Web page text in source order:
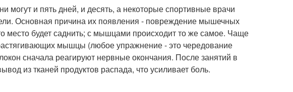
могут и пять дней, и десять, а некоторые спортивные врачи
Основная причина их появления - повреждение мышечных
место будет саднить; с мышцами происходит то же самое. Чаще
мышцы (любое упражнение - это чередование
сначала реагируют нервные окончания. После занятий в
из тканей продуктов распада, что усиливает боль.